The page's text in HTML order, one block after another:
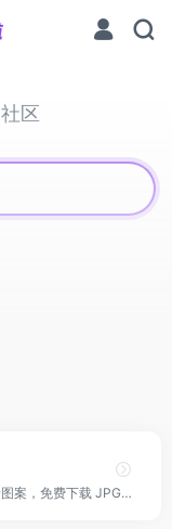
社区
日本背景素材网站，提供细腻的网页背景图案，免费下载 JPG、PNG 和SVG！